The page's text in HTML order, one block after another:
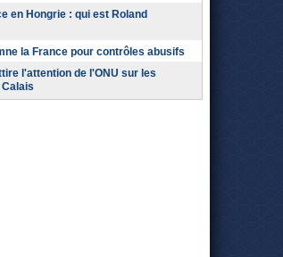
en Hongrie : qui est Roland
la France pour contrôles abusifs
l'attention de l'ONU sur les